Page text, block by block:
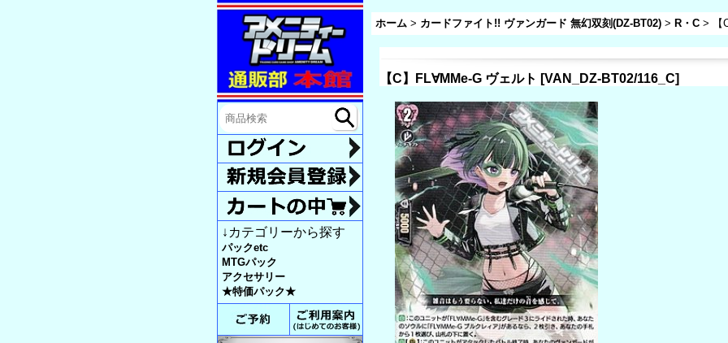
ホーム > カードファイト!! ヴァンガード 無幻双刻(DZ-BT02) > R・C >
↓カテゴリーから探す
パックetc
MTGパック
アクセサリー
★特価パック★
【C】FL∀MMe-G ヴェルト [VAN_DZ-BT02/116_C]